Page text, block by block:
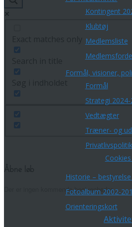
Kontingent
Klubtøj
Medlemsliste
Formål, visioner,
Formål
Strategi 2024-
Vedtægter
Træner- og
Historie –
Fotoalbum 2002-
Orienteringskort
Der er ingen kommende begivenheder.